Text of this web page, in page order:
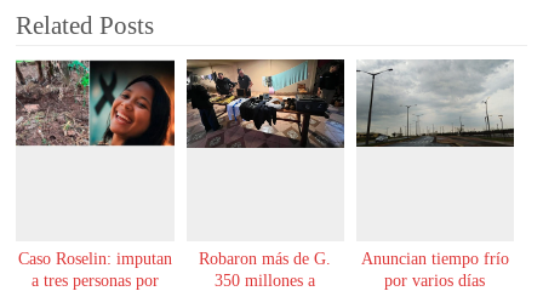
Related Posts
Caso Roselin: imputan
a tres personas por
Robaron más de G.
350 millones a
Anuncian tiempo frío
por varios días